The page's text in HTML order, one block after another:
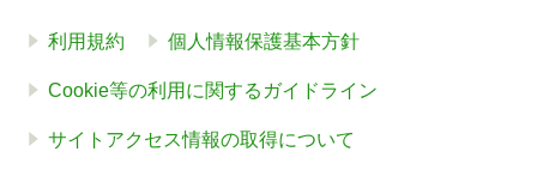
利用規約 個人情報保護基本方針
Cookie等の利用に関するガイドライン
サイトアクセス情報の取得について